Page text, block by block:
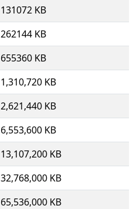
131072 KB
262144 KB
655360 KB
1,310,720 KB
2,621,440 KB
6,553,600 KB
13,107,200 KB
32,768,000 KB
65,536,000 KB